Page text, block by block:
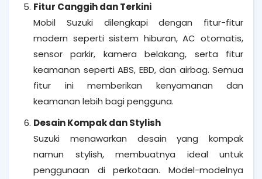
Fitur Canggih dan Terkini
Mobil Suzuki dilengkapi dengan fitur-fitur
modern seperti sistem hiburan, AC otomatis,
sensor parkir, kamera belakang, serta fitur
keamanan seperti ABS, EBD, dan airbag. Semua
fitur ini memberikan kenyamanan dan
keamanan lebih bagi pengguna.
Desain Kompak dan Stylish
Suzuki menawarkan desain yang kompak
namun stylish, membuatnya ideal untuk
penggunaan di perkotaan. Model-modelnya